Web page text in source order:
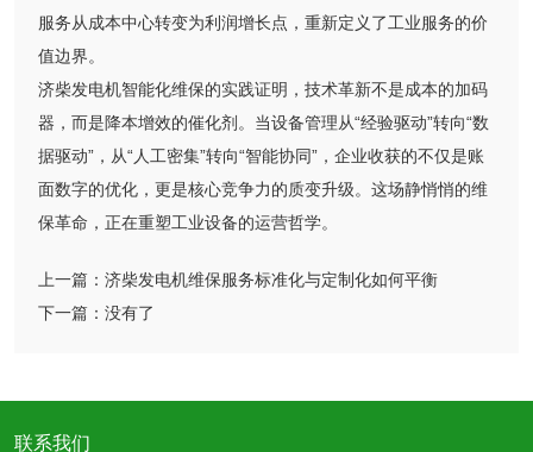
服务从成本中心转变为利润增长点，重新定义了工业服务的价
值边界。
济柴发电机智能化维保的实践证明，技术革新不是成本的加码
器，而是降本增效的催化剂。当设备管理从“经验驱动”转向“数
据驱动”，从“人工密集”转向“智能协同”，企业收获的不仅是账
面数字的优化，更是核心竞争力的质变升级。这场静悄悄的维
保革命，正在重塑工业设备的运营哲学。
上一篇： 济柴发电机维保服务标准化与定制化如何平衡
下一篇： 没有了
联系我们